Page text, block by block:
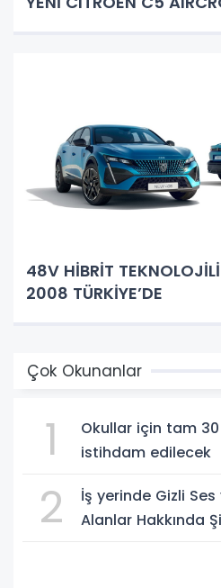
48V HİBRİT
2008 TÜRKİYE’DE
Çok Okunanlar
1
Okullar için tam
istihdam edilecek
2
İş yerinde Gizli
Alanlar Hakkında